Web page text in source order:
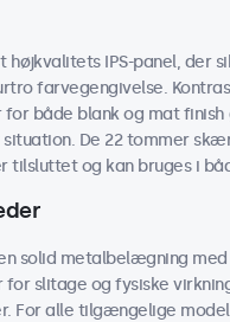
IPS-panel, der
farvegengivelse.
både blank og mat
De 22 tommer
tilsluttet og kan bruges i
solid metalbelægning
slitage og fysiske
For alle tilgængelige